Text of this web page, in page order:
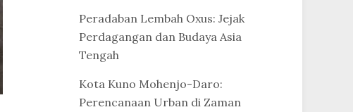
Peradaban Lembah Oxus: Jejak
Perdagangan dan Budaya Asia
Tengah
Kota Kuno Mohenjo-Daro:
Perencanaan Urban di Zaman